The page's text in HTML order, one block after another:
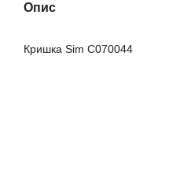
Опис
Кришка Sim C070044